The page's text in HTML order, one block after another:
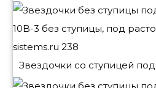
Звездочки со ступицей